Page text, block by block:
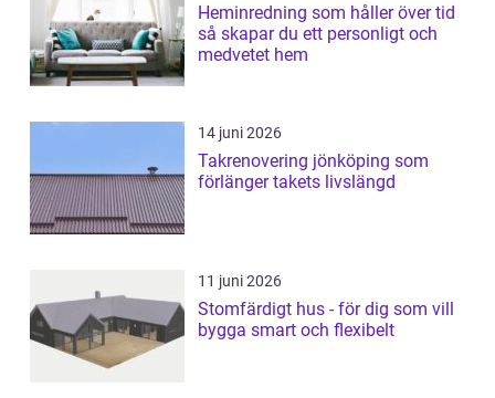
Heminredning som håller över tid
så skapar du ett personligt och
medvetet hem
14 juni 2026
Takrenovering jönköping som
förlänger takets livslängd
11 juni 2026
Stomfärdigt hus - för dig som vill
bygga smart och flexibelt